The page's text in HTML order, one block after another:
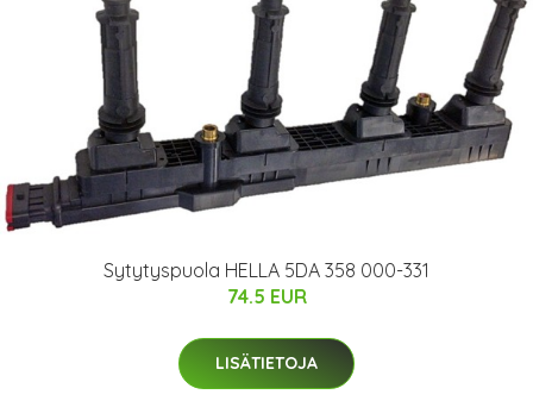
Sytytyspuola HELLA 5DA 358 000-331
74.5 EUR
LISÄTIETOJA